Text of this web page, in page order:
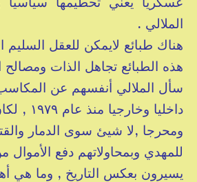
الملالي .
هناك طبائع لايمكن للعقل السليم
هذه الطبائع تجاهل الذات ومصالح
سأل الملالي أنفسهم عن
داخليا
ومحرجا ,لا شيئ سوى الدمار
للمهدي وبمحاولاتهم دفع الأموال
يسيرون بعكس التاريخ , وما هي